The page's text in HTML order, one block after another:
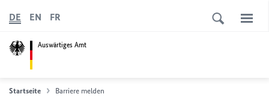
Auswärtiges Amt
DE EN FR
Startseite Barriere melden